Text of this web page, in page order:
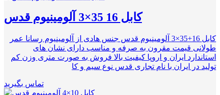
کابل 16 35×3 آلومینیوم قدس
کابل 16+35×3 آلومینیوم قدس جنس هادی از آلومینیوم رسانا عمر
طولانی قیمت مقرون به صرفه و مناسب دارای نشان های
استاندارد ایران و اروپا کیفیت بالا فروش به صورت متری وزن کم
تولید در ایران با نام تجاری قدس نوع سیم و کا
تماس بگیرید